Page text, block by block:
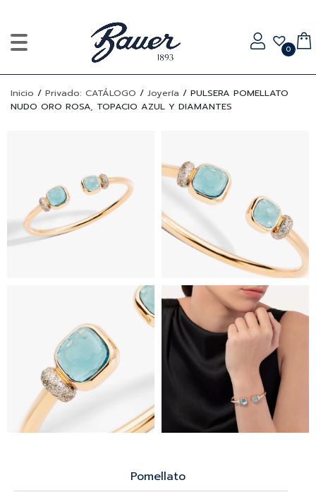
0
Inicio / Privado: CATÁLOGO / Joyería / PULSERA POMELLATO
NUDO ORO ROSA, TOPACIO AZUL Y DIAMANTES
Pomellato